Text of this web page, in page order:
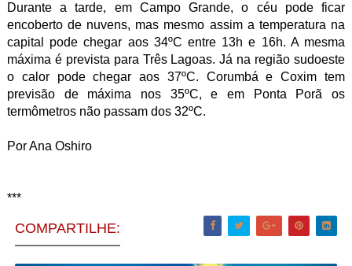
Durante a tarde, em Campo Grande, o céu pode ficar
encoberto de nuvens, mas mesmo assim a temperatura na
capital pode chegar aos 34ºC entre 13h e 16h. A mesma
máxima é prevista para Três Lagoas. Já na região sudoeste
o calor pode chegar aos 37ºC. Corumbá e Coxim tem
previsão de máxima nos 35ºC, e em Ponta Porã os
termômetros não passam dos 32ºC.
Por Ana Oshiro
***
COMPARTILHE: